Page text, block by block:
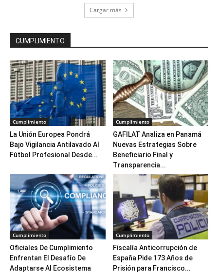
Cargar más
CUMPLIMIENTO
Cumplimiento
La Unión Europea Pondrá
Bajo Vigilancia Antilavado Al
Fútbol Profesional Desde...
Cumplimiento
GAFILAT Analiza en Panamá
Nuevas Estrategias Sobre
Beneficiario Final y
Transparencia...
Cumplimiento
Oficiales De Cumplimiento
Enfrentan El Desafío De
Adaptarse Al Ecosistema
Cumplimiento
Fiscalía Anticorrupción de
España Pide 173 Años de
Prisión para Francisco...